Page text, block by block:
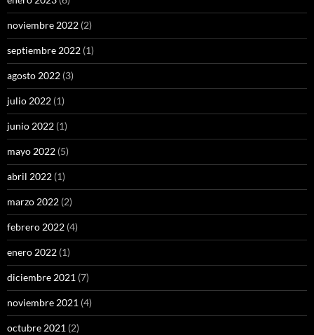
noviembre 2022 (2)
septiembre 2022 (1)
agosto 2022 (3)
julio 2022 (1)
junio 2022 (1)
mayo 2022 (5)
abril 2022 (1)
marzo 2022 (2)
febrero 2022 (4)
enero 2022 (1)
diciembre 2021 (7)
noviembre 2021 (4)
octubre 2021 (2)